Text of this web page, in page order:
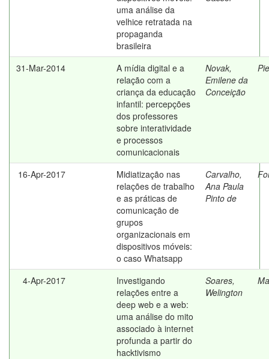
uma análise da
velhice retratada na
propaganda
brasileira
31-Mar-2014
A mídia digital e a
relação com a
criança da educação
infantil: percepções
dos professores
sobre interatividade
e processos
comunicacionais
Novak,
Emilene da
Conceição
16-Apr-2017
Midiatização nas
relações de trabalho
e as práticas de
comunicação de
grupos
organizacionais em
dispositivos móveis:
o caso Whatsapp
Carvalho,
Ana Paula
Pinto de
4-Apr-2017
Investigando
relações entre a
deep web e a web:
uma análise do mito
associado à internet
profunda a partir do
hacktivismo
Soares,
Welington